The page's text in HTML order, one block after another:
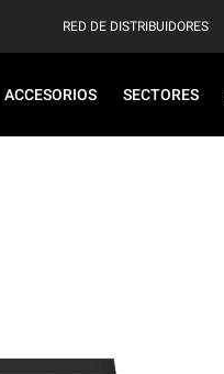
RED DE DISTRIBUIDORES
ACCESORIOS SECTORES